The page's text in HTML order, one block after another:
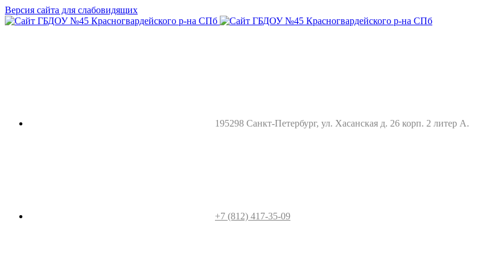
Версия сайта для слабовидящих
195298 Санкт-Петербург, ул. Хасанская д. 26 корп. 2 литер А.
+7 (812) 417-35-09